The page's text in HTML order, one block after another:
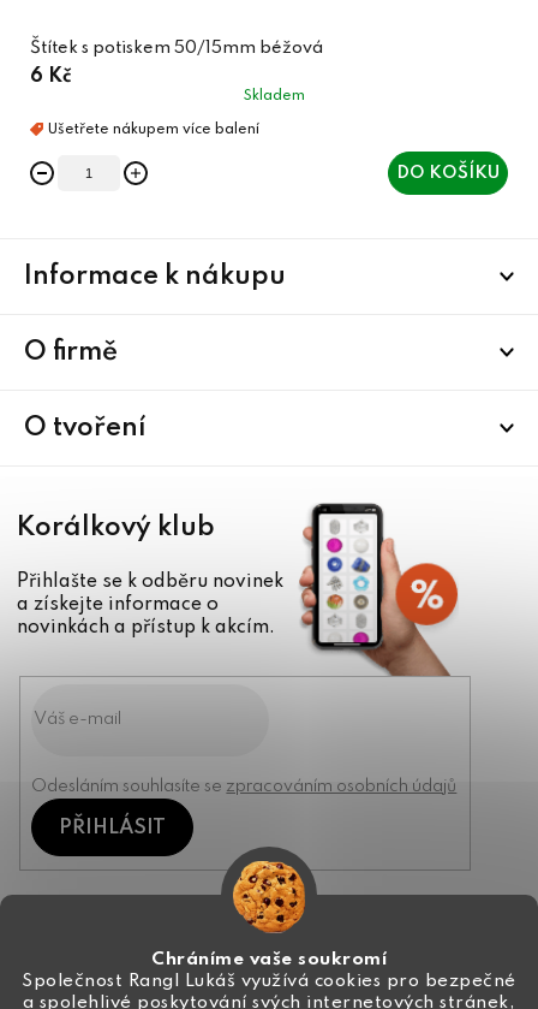
Chráníme vaše soukromí
Společnost Rangl Lukáš využívá cookies pro bezpečné
a spolehlivé poskytování svých internetových stránek,
Štítek s potiskem 50/15mm béžová
6 Kč
Skladem
DO KOŠÍKU
Informace k nákupu
O firmě
O tvoření
Korálkový klub
Přihlašte se k odběru novinek
a získejte informace o
novinkách a přístup k akcím.
Odesláním souhlasíte se zpracováním osobních údajů
PŘIHLÁSIT